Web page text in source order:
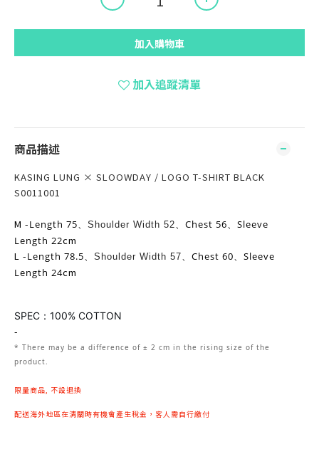
加入購物車
加入追蹤清單
商品描述
KASING LUNG × SLOOWDAY / LOGO T-SHIRT BLACK
S0011001
M -Length 75、 Shoulder Width 52、 Chest 56、 Sleeve
Length 22cm
L -Length 78.5、 Shoulder Width 57、 Chest 60、 Sleeve
Length 24cm
SPEC：100% COTTON
-
* There may be a difference of ± 2 cm in the rising size of the
product.
限量商品, 不設退換
配送海外地區在清關時有機會產生稅金，客人需自行繳付